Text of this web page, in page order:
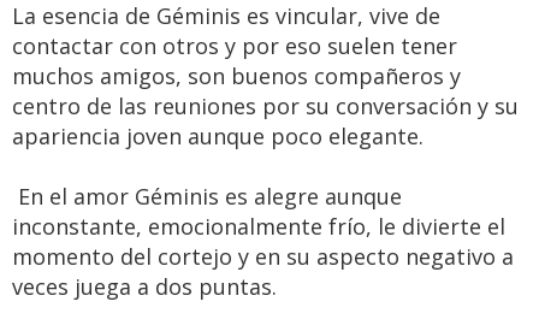
La esencia de Géminis es vincular, vive de
contactar con otros y por eso suelen tener
muchos amigos, son buenos compañeros y
centro de las reuniones por su conversación y su
apariencia joven aunque poco elegante.
En el amor Géminis es alegre aunque
inconstante, emocionalmente frío, le divierte el
momento del cortejo y en su aspecto negativo a
veces juega a dos puntas.